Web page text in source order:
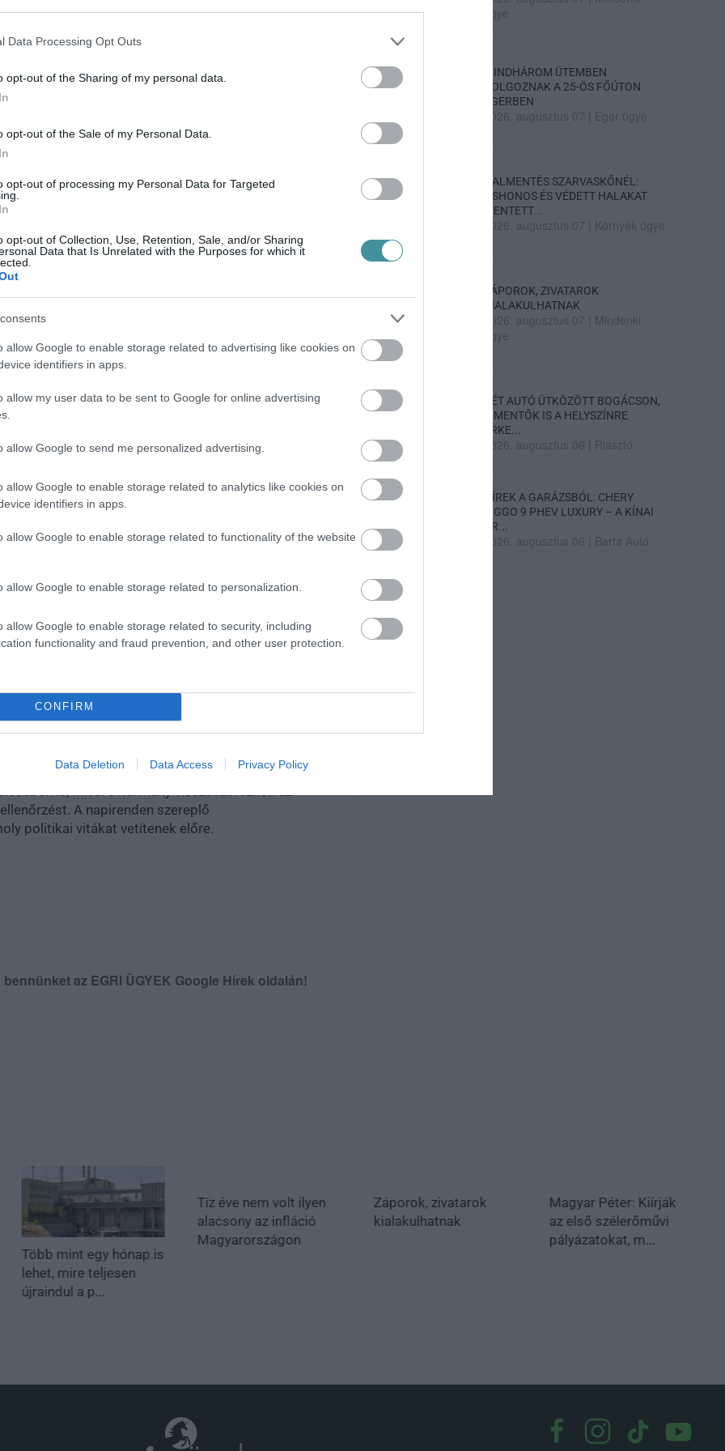
Data Processing Opt Outs
opt-out of the Sharing of my personal data.
opt-out of the Sale of my Personal Data.
opt-out of processing my Personal Data for Targeted
opt-out of Collection, Use, Retention, Sale, and/or Sharing
Data that Is Unrelated with the Purposes for which it
allow Google to enable storage related to advertising like cookies on
identifiers in apps.
allow my user data to be sent to Google for online advertising
allow Google to send me personalized advertising.
allow Google to enable storage related to analytics like cookies on
identifiers in apps.
allow Google to enable storage related to functionality of the website
allow Google to enable storage related to personalization.
allow Google to enable storage related to security, including
functionality and fraud prevention, and other user protection.
CONFIRM
Data Deletion Data Access Privacy Policy
rendezése.
vagyonnak minősülne, az alapítói
lehetőség nyílna az alapítványok
és közintézmény került ilyen
korábbi adatai szerint mintegy 3000
szervezetekhez. A Tisza-kormány első
Lászlómandátumát is, miután elődje,Tát
vizsgáló parlamenti bizottság ügye is. A
határozatot annak érdekében, hogy
elnököt. A korábbi ígéretnek
ügyéről is.
és kérdések órája is szerepel a
kíván felszólalni, aki a tervek szerint a
a magyar családok
ülésszakának utolsó napja is. A
meg az őszi ülésszakot.
a miniszterelnöki mandátumok nyolcéves
politikai rendszer működését. Emellett
is, mivel a kormány visszaszerezheti az
A napirenden szereplő
politikai vitákat vetítenek előre.
az EGRI ÜGYEK Google Hírek oldalán!
ügye
MINDHÁROM ÜTEMBEN
DOLGOZNAK A 25-ÖS FŐÚTON
EGERBEN
2026. augusztus 07 Eger ügye
HALMENTÉS SZARVASKŐNÉL:
ŐSHONOS ÉS VÉDETT HALAKAT
MENTETT...
2026. augusztus 07 Környék ügye
ZÁPOROK, ZIVATAROK
KIALAKULHATNAK
2026. augusztus 07
Mindenki
ügye
KÉT AUTÓ ÜTKÖZÖTT BOGÁCSON,
A MENTŐK IS A HELYSZÍNRE
ÉRKE...
2026. augusztus 06 Riasztó
HÍREK A GARÁZSBÓL: CHERY
TIGGO 9 PHEV LUXURY – A KÍNAI
PR...
2026. augusztus 06 Barta Autó
Több mint egy hónap is
lehet, mire teljesen
újraindul a p...
Tíz éve nem volt ilyen
alacsony az infláció
Magyarországon
Záporok, zivatarok
kialakulhatnak
Magyar Péter: Kiírják
az első szélerőművi
pályázatokat, m...